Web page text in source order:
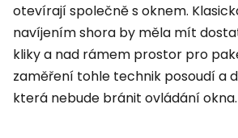
otevírají společně s oknem.
navíjením shora by měla mít
kliky a nad rámem prostor pro
zaměření tohle technik posoudí a
která nebude bránit ovládání okna.